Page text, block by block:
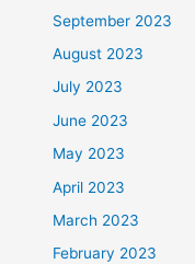
September 2023
August 2023
July 2023
June 2023
May 2023
April 2023
March 2023
February 2023